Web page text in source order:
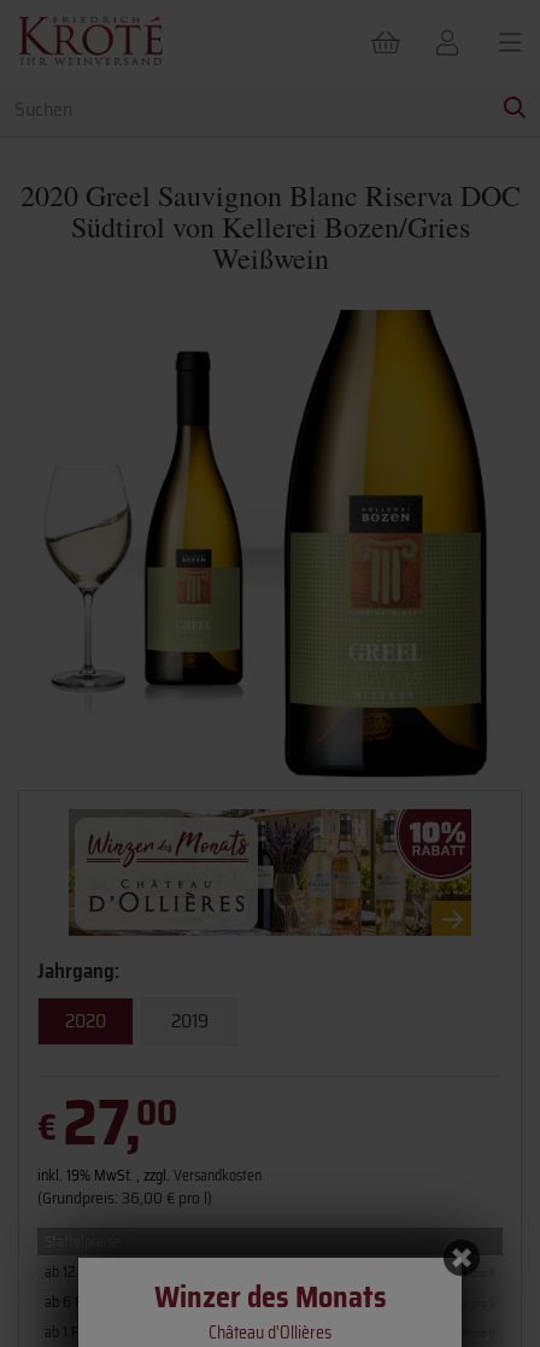
Winzer des Monats
Château d'Ollières
2020 Greel Sauvignon Blanc Riserva DOC
Südtirol von Kellerei Bozen/Gries
Weißwein
Jahrgang:
2020 2019
€27,00
inkl. 19% MwSt. , zzgl. Versandkosten
(Grundpreis: 36,00 € pro l)
ab 1 Fl.
ab 6 Fl. 28,00 €
ab 12 Fl. (36,00 € pro l)